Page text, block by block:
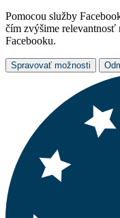
Pomocou služby
čím zvýšime relevantnosť
Facebooku.
Spravovať možnosti